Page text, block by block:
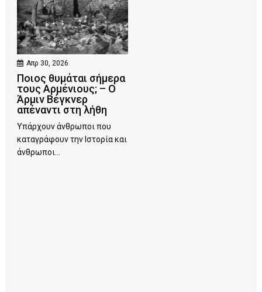
Απρ 30, 2026
Ποιος θυμάται σήμερα
τους Αρμένιους; – Ο
Άρμιν Βέγκνερ
απέναντι στη λήθη
Υπάρχουν άνθρωποι που
καταγράφουν την Ιστορία και
άνθρωποι...